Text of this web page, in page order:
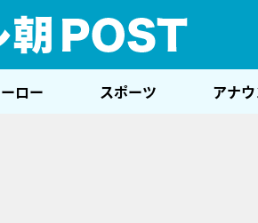
ロー スポーツ アナ